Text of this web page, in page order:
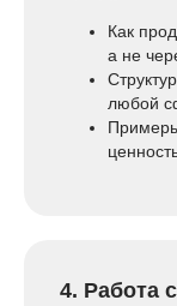
Как
а не
любой
4. Работа